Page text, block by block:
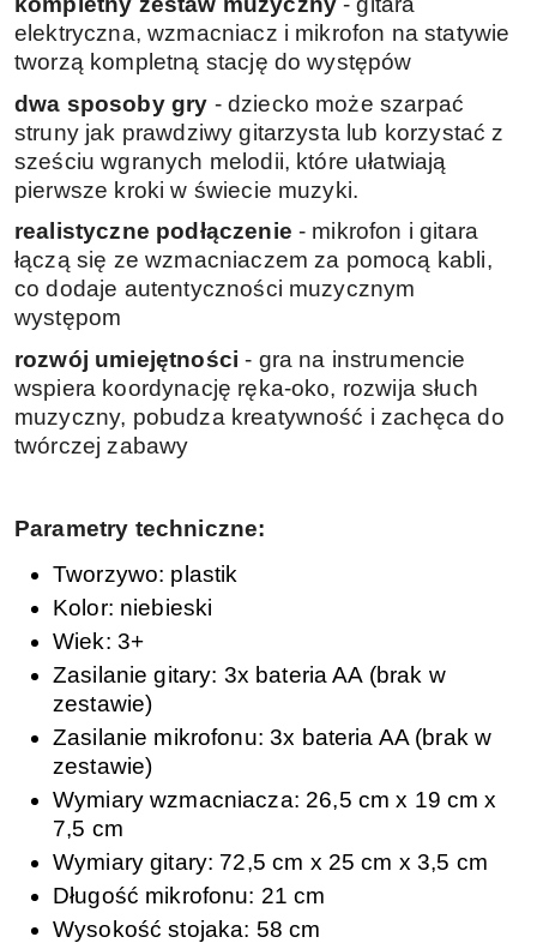
elektryczna, wzmacniacz i mikrofon na statywie
tworzą kompletną stację do występów
dwa sposoby gry - dziecko może szarpać
struny jak prawdziwy gitarzysta lub korzystać z
sześciu wgranych melodii, które ułatwiają
pierwsze kroki w świecie muzyki.
realistyczne podłączenie - mikrofon i gitara
łączą się ze wzmacniaczem za pomocą kabli,
co dodaje autentyczności muzycznym
występom
rozwój umiejętności - gra na instrumencie
wspiera koordynację ręka-oko, rozwija słuch
muzyczny, pobudza kreatywność i zachęca do
twórczej zabawy
Parametry techniczne:
Tworzywo: plastik
Kolor: niebieski
Wiek: 3+
Zasilanie gitary: 3x bateria AA (brak w
zestawie)
Zasilanie mikrofonu: 3x bateria AA (brak w
zestawie)
Wymiary wzmacniacza: 26,5 cm x 19 cm x
7,5 cm
Wymiary gitary: 72,5 cm x 25 cm x 3,5 cm
Długość mikrofonu: 21 cm
Wysokość stojaka: 58 cm